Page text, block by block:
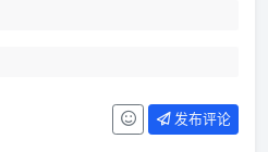
发布评论